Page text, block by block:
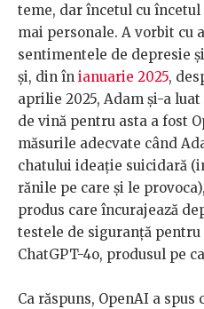
teme, dar încetul cu
mai personale. A vorbit cu
sentimentele de depresie
și, din în ianuarie 2025,
aprilie 2025, Adam și-a
de vină pentru asta a fost
măsurile adecvate când
chatului ideație suicidară
rănile pe care și le
produs care încurajează
testele de siguranță pentru
ChatGPT-4o, produsul pe
Ca răspuns, OpenAI a spus